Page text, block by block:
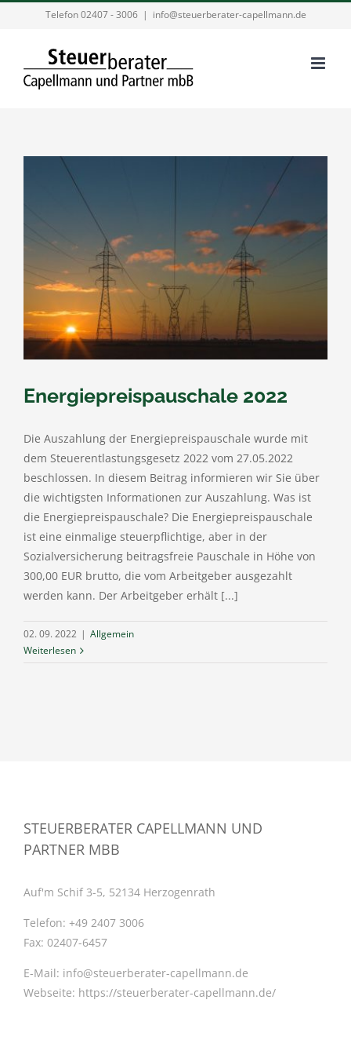
Telefon 02407 - 3006 | info@steuerberater-capellmann.de
Energiepreispauschale 2022
Die Auszahlung der Energiepreispauschale wurde mit
dem Steuerentlastungsgesetz 2022 vom 27.05.2022
beschlossen. In diesem Beitrag informieren wir Sie über
die wichtigsten Informationen zur Auszahlung. Was ist
die Energiepreispauschale? Die Energiepreispauschale
ist eine einmalige steuerpflichtige, aber in der
Sozialversicherung beitragsfreie Pauschale in Höhe von
300,00 EUR brutto, die vom Arbeitgeber ausgezahlt
werden kann. Der Arbeitgeber erhält [...]
02. 09. 2022 | Allgemein
Weiterlesen
STEUERBERATER CAPELLMANN UND
PARTNER MBB
Auf'm Schif 3-5, 52134 Herzogenrath
Telefon: +49 2407 3006
Fax: 02407-6457
E-Mail: info@steuerberater-capellmann.de
Webseite: https://steuerberater-capellmann.de/